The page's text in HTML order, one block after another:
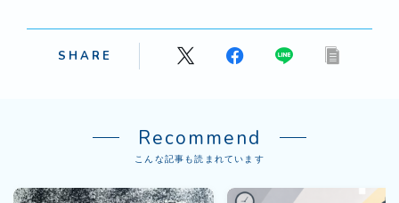
SHARE
Recommend
こんな記事も読まれています